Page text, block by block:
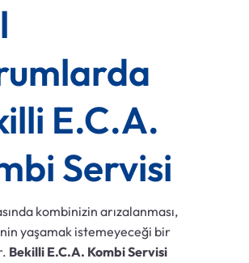
E.C.A.
Servisi
kombinizin arızalanması,
yaşamak istemeyeceği bir
Bekilli E.C.A. Kombi Servisi